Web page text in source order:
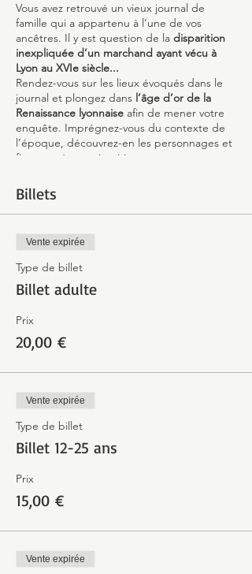
Vous avez retrouvé un vieux journal de
famille qui a appartenu à l’une de vos
ancêtres. Il y est question de la disparition
inexpliquée d’un marchand ayant vécu à
Lyon au XVIe siècle...
Rendez-vous sur les lieux évoqués dans le
journal et plongez dans l’âge d’or de la
Renaissance lyonnaise afin de mener votre
enquête. Imprégnez-vous du contexte de
l’époque, découvrez-en les personnages et
fiez-vous à votre intuition pour proposer
Peut-être parviendrez-vous, en recoupant
les informations laissées par votre ancêtre
avec celles données par votre guide, à faire
toute la lumière sur cette étrange affaire !
Billets
Vente expirée
Type de billet
Billet adulte
Prix
20,00 €
Vente expirée
Type de billet
Billet 12-25 ans
Prix
15,00 €
Vente expirée